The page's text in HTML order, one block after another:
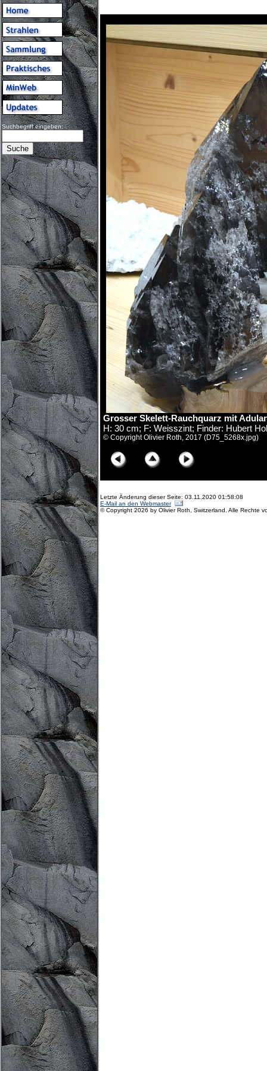
Suchbegriff eingeben:
Grosser Skelett-Rauchquarz mit
H: 30 cm; F: Weisszint; Finder: Hubert
© Copyright Olivier Roth, 2017 (D75_5268x.jpg)
Letzte Änderung dieser Seite: 03.11.2020 01:58:08
E-Mail an den Webmaster
© Copyright 2026 by Olivier Roth, Switzerland. Alle Rechte